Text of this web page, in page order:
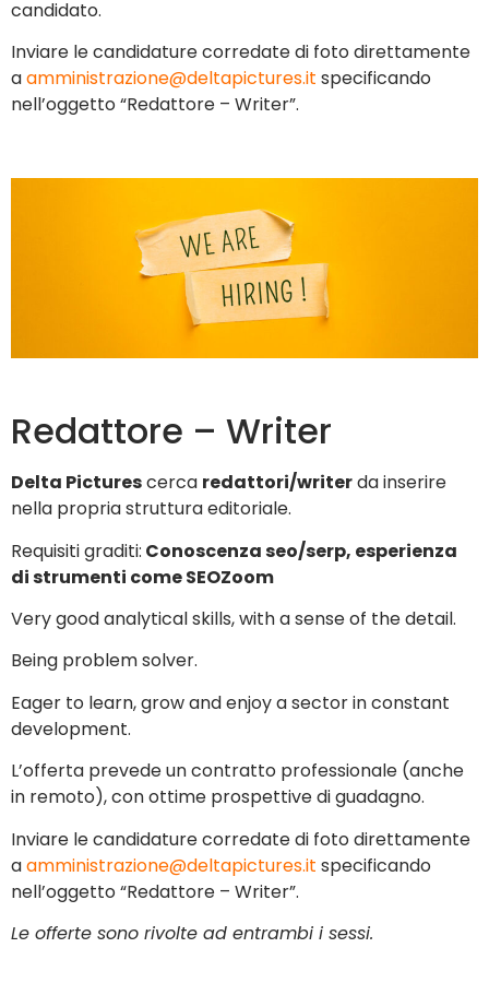
candidato.
Inviare le candidature corredate di foto direttamente
aamministrazione@deltapictures.it specificando
nell’oggetto “Redattore – Writer”.
Redattore – Writer
Delta Picturescerca redattori/writerda inserire
nella propria struttura editoriale.
Requisiti graditi: Conoscenza seo/serp, esperienza
di strumenti come SEOZoom
Very good analytical skills, with a sense of the detail.
Being problem solver.
Eager to learn, grow and enjoy a sector in constant
development.
L’offerta prevede un contratto professionale (anche
in remoto), con ottime prospettive di guadagno.
Inviare le candidature corredate di foto direttamente
aamministrazione@deltapictures.it specificando
nell’oggetto “Redattore – Writer”.
Le offerte sono rivolte ad entrambi i sessi.